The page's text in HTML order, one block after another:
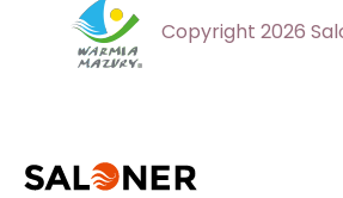
Copyright 2026